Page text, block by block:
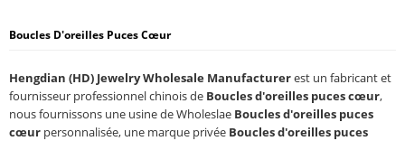
Boucles D'oreilles Puces Cœur
Hengdian (HD) Jewelry Wholesale Manufacturerest un fabricant et
fournisseur professionnel chinois de Boucles d'oreilles puces cœur,
nous fournissons une usine de Wholeslae Boucles d'oreilles puces
cœur personnalisée, une marque privée Boucles d'oreilles puces